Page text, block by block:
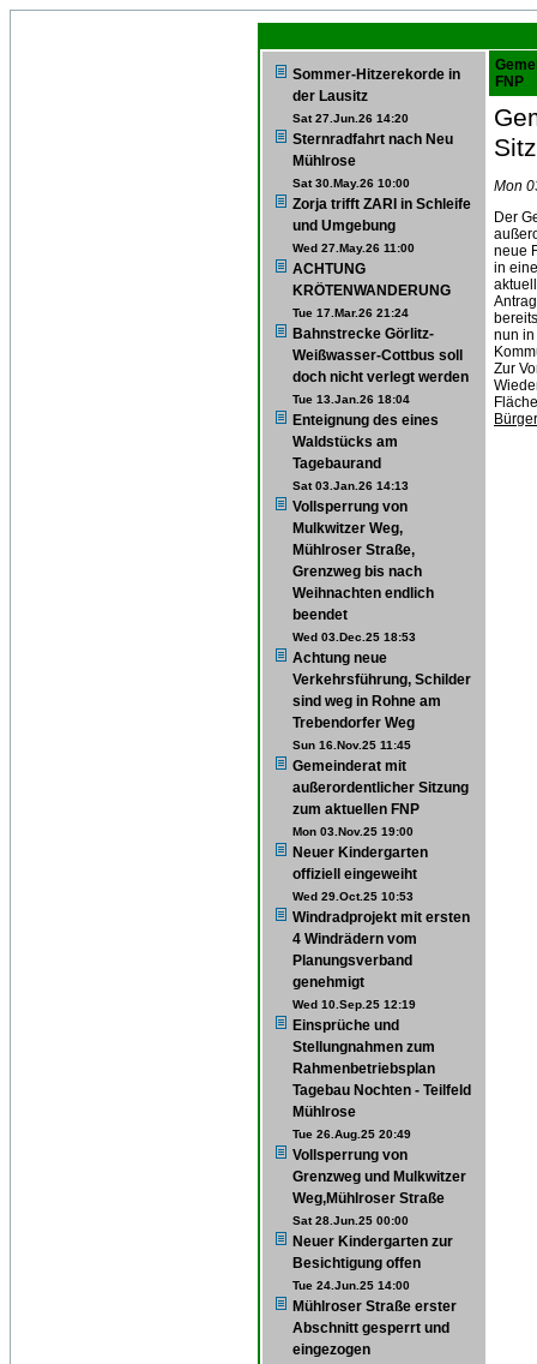
Sommer-Hitzerekorde in
der Lausitz
Sat 27.Jun.26 14:20
Sternradfahrt nach Neu
Mühlrose
Sat 30.May.26 10:00
Zorja trifft ZARI in Schleife
und Umgebung
Wed 27.May.26 11:00
ACHTUNG
KRÖTENWANDERUNG
Tue 17.Mar.26 21:24
Bahnstrecke Görlitz-
Weißwasser-Cottbus soll
doch nicht verlegt werden
Tue 13.Jan.26 18:04
Enteignung des eines
Waldstücks am
Tagebaurand
Sat 03.Jan.26 14:13
Vollsperrung von
Mulkwitzer Weg,
Mühlroser Straße,
Grenzweg bis nach
Weihnachten endlich
beendet
Wed 03.Dec.25 18:53
Achtung neue
Verkehrsführung, Schilder
sind weg in Rohne am
Trebendorfer Weg
Sun 16.Nov.25 11:45
Gemeinderat mit
außerordentlicher Sitzung
zum aktuellen FNP
Mon 03.Nov.25 19:00
Neuer Kindergarten
offiziell eingeweiht
Wed 29.Oct.25 10:53
Windradprojekt mit ersten
4 Windrädern vom
Planungsverband
genehmigt
Wed 10.Sep.25 12:19
Einsprüche und
Stellungnahmen zum
Rahmenbetriebsplan
Tagebau Nochten - Teilfeld
Mühlrose
Tue 26.Aug.25 20:49
Vollsperrung von
Grenzweg und Mulkwitzer
Weg,Mühlroser Straße
Sat 28.Jun.25 00:00
Neuer Kindergarten zur
Besichtigung offen
Tue 24.Jun.25 14:00
Mühlroser Straße erster
Abschnitt gesperrt und
eingezogen
FNP
Mon
Der
neue
in
nun
Zur